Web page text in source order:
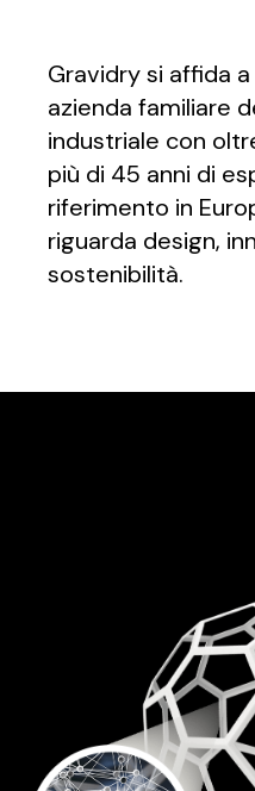
Gravidry si affida a
azienda familiare
industriale con
più di 45 anni di
riferimento in
riguarda design,
sostenibilità.